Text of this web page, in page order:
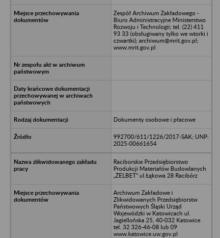
Zespół Archiwum Zakładowego -
Biuro Administracyjne Ministerstwo
Rozwoju i Technologii; tel. (22) 411
93 33 (obsługiwany tylko we wtorki i
czwartki); archiwum@mrit.gov.pl;
www.mrit.gov.pl
Dokumenty osobowe i płacowe
992700/611/1226/2017-SAK; UNP:
2025-00661654
Raciborskie Przedsiębiorstwo
Produkcji Materiałów Budowlanych
„ŻELBET” ul.Łąkowa 28 Racibórz
Archiwum Zakładowe i
Zlikwidowanych Przedsiębiorstw
Państwowych Śląski Urząd
Wojewódzki w Katowicach ul.
Jagiellońska 25, 40-032 Katowice
tel. 32 326-46-08 lub 09
www.katowice.uw.gov.pl